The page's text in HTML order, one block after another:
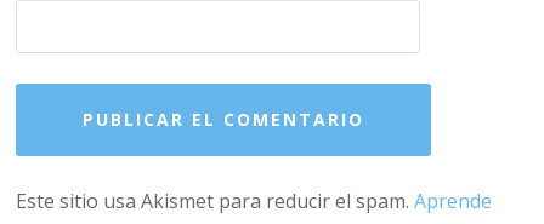
Este sitio usa Akismet para reducir el spam.Aprende